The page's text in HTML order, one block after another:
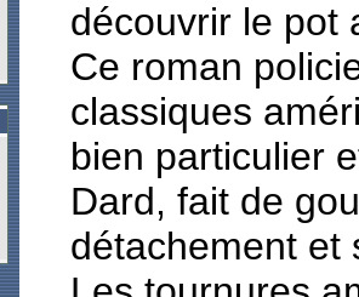
découvrir le pot
Ce roman
classiques
bien particulier
Dard, fait de
détachement et